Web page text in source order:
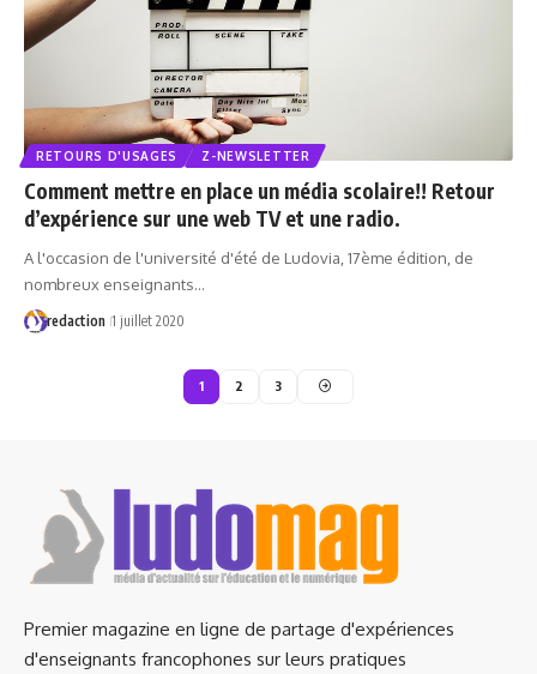
RETOURS D'USAGES Z-NEWSLETTER
Comment mettre en place un média scolaire!! Retour
d’expérience sur une web TV et une radio.
A l'occasion de l'université d'été de Ludovia, 17ème édition, de
nombreux enseignants…
redaction 1 juillet 2020
1 2 3
Premier magazine en ligne de partage d'expériences
d'enseignants francophones sur leurs pratiques